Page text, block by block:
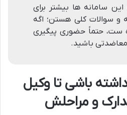
سامانه ها بیشتر برای
و سوالات کلی هستن؛ اگه
ست، حتماً حضوری پیگیری
معاضدتی باشید.
باشی تا وکیل
و مراحلش